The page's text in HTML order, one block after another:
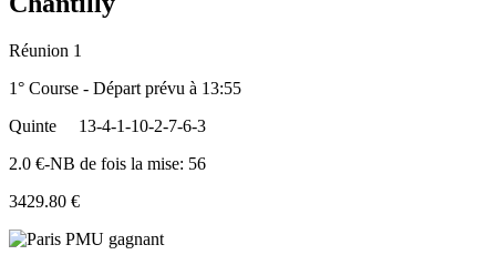
Réunion 1
1° Course - Départ prévu à 13:55
Quinte
13-4-1-10-2-7-6-3
2.0 €-NB de fois la mise: 56
3429.80 €